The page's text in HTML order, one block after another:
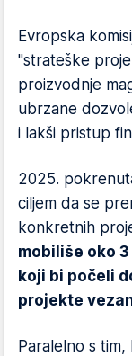
Evropska
"strateške
proizvodnje
ubrzane
i lakši pristup
2025.
ciljem da se
konkretnih
mobiliše oko
koji bi počeli
projekte
Paralelno s